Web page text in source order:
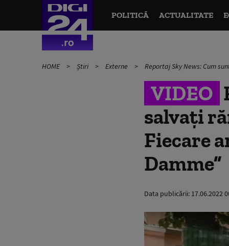
POLITICĂ ACTUALITATE
HOME Știri Externe Reportaj Sky News: Cum
VIDEO
salvați
Fiecare
Damme”
Data publicării: 17.06.2022